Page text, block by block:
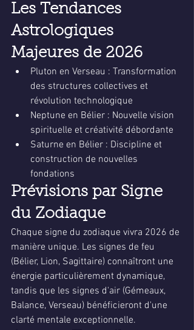
Les Tendances
Astrologiques
Majeures de 2026
Pluton en Verseau : Transformation
des structures collectives et
révolution technologique
Neptune en Bélier : Nouvelle vision
spirituelle et créativité débordante
Saturne en Bélier : Discipline et
construction de nouvelles
fondations
Prévisions par Signe
du Zodiaque
Chaque signe du zodiaque vivra 2026 de
manière unique. Les signes de feu
(Bélier, Lion, Sagittaire) connaîtront une
énergie particulièrement dynamique,
tandis que les signes d'air (Gémeaux,
Balance, Verseau) bénéficieront d'une
clarté mentale exceptionnelle.